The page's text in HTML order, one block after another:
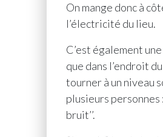
On mange donc à
l’électricité du lieu.
C’est également
que dans l’endroit
tourner à un niveau
plusieurs personnes
bruit’’.